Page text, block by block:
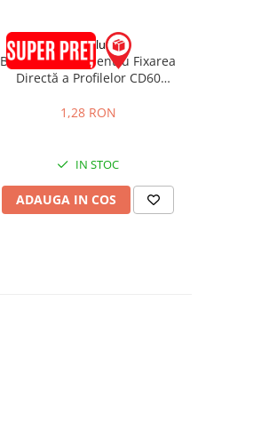
pröfilu
Bridă Multiplă pentru Fixarea
Directă a Profilelor CD60
1,28 RON
IN STOC
ADAUGA IN COS